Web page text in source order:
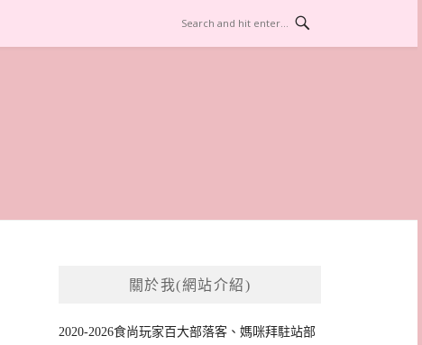
關於我(網站介紹)
2020-2026食尚玩家百大部落客、媽咪拜駐站部